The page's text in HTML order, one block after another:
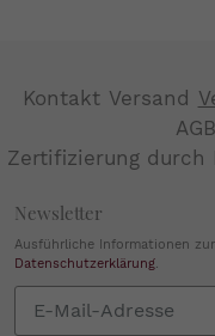
Kontakt Versand
AGB
Zertifizierung durch
Newsletter
Ausführliche Informationen
Datenschutzerklärung.
Sie